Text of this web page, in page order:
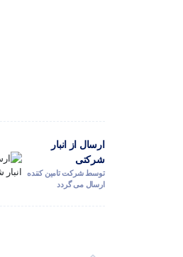
ارسال از انبار
شرکتی
توسط شرکت تامین کننده
ارسال می گردد